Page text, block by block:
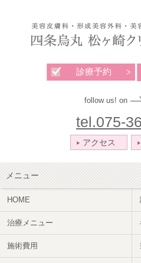
診療予約
follow us! on
tel.075-
アクセス
メニュー
HOME
治療メニュー
施術費用